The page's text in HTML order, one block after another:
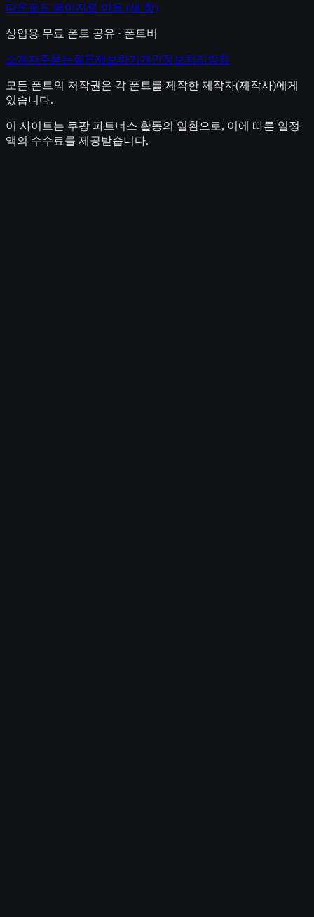
다운로드 페이지로 이동 (새 창)
상업용 무료 폰트 공유 · 폰트비
소개 자주묻는질문제보하기 개인정보처리방침
모든 폰트의 저작권은 각 폰트를 제작한 제작자(제작사)에게
있습니다.
이 사이트는 쿠팡 파트너스 활동의 일환으로, 이에 따른 일정
액의 수수료를 제공받습니다.